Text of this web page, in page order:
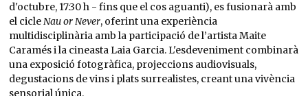
d'octubre, 17:30 h - fins que el cos aguanti), es fusionarà amb
el cicleNau or Never, oferint una experiència
multidisciplinària amb la participació de l’artista Maite
Caramés i la cineasta Laia Garcia. L'esdeveniment combinarà
una exposició fotogràfica, projeccions audiovisuals,
degustacions de vins i plats surrealistes, creant una vivència